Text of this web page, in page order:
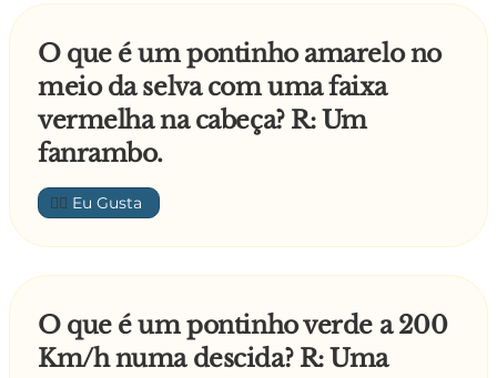
O que é um pontinho amarelo no
meio da selva com uma faixa
vermelha na cabeça? R: Um
fanrambo.
👍🏼
O que é um pontinho verde a 200
Km/h numa descida? R: Uma